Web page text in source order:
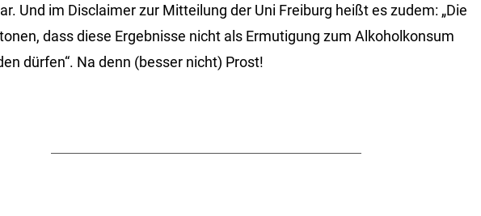
Und im Disclaimer zur Mitteilung der Uni Freiburg heißt es zudem: „Die
dass diese Ergebnisse nicht als Ermutigung zum Alkoholkonsum
dürfen“. Na denn (besser nicht) Prost!